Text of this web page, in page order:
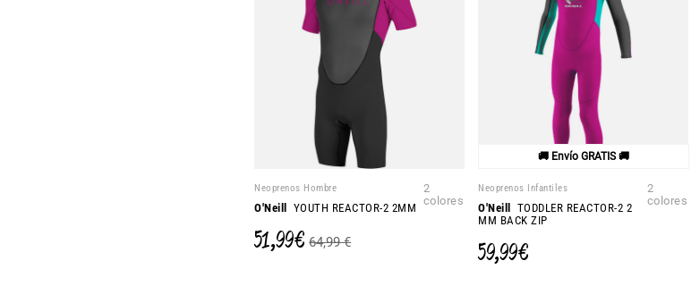
Neoprenos Hombre
O'Neill YOUTH REACTOR-2 2MM
2
colores
51,99 € 64,99 €
🚚 Envío GRATIS 🚚
Neoprenos Infantiles
O'Neill
TODDLER REACTOR-2 2
MM BACK ZIP
2
colores
59,99 €